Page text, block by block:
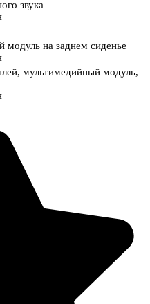
звука
модуль на заднем сиденье
мультимедийный модуль,